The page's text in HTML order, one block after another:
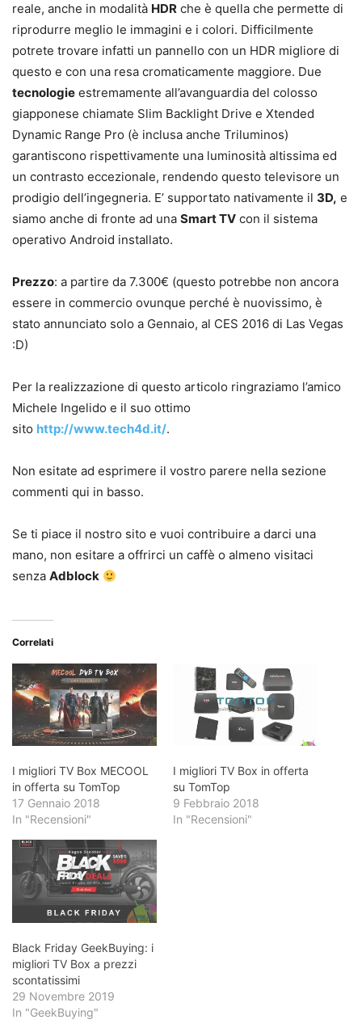
reale, anche in modalità HDR che è quella che permette di
riprodurre meglio le immagini e i colori. Difficilmente
potrete trovare infatti un pannello con un HDR migliore di
questo e con una resa cromaticamente maggiore. Due
tecnologie estremamente all’avanguardia del colosso
giapponese chiamate Slim Backlight Drive e Xtended
Dynamic Range Pro (è inclusa anche Triluminos)
garantiscono rispettivamente una luminosità altissima ed
un contrasto eccezionale, rendendo questo televisore un
prodigio dell’ingegneria. E’ supportato nativamente il 3D, e
siamo anche di fronte ad una Smart TV con il sistema
operativo Android installato.
Prezzo: a partire da 7.300€ (questo potrebbe non ancora
essere in commercio ovunque perché è nuovissimo, è
stato annunciato solo a Gennaio, al CES 2016 di Las Vegas
:D)
Per la realizzazione di questo articolo ringraziamo l’amico
Michele Ingelido e il suo ottimo
sito http://www.tech4d.it/.
Non esitate ad esprimere il vostro parere nella sezione
commenti qui in basso.
Se ti piace il nostro sito e vuoi contribuire a darci una
mano, non esitare a offrirci un caffè o almeno visitaci
senza Adblock
Correlati
I migliori TV Box MECOOL
in offerta su TomTop
17 Gennaio 2018
In "Recensioni"
I migliori TV Box in offerta
su TomTop
9 Febbraio 2018
In "Recensioni"
Black Friday GeekBuying: i
migliori TV Box a prezzi
scontatissimi
29 Novembre 2019
In "GeekBuying"